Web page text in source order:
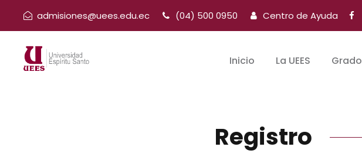
admisiones@uees.edu.ec (04) 500 0950 Centro de Ayuda
Inicio La UEES Grado
Registro